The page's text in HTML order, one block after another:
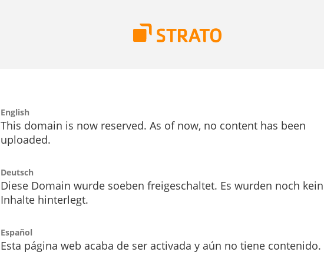
English
This domain is now reserved. As of now, no content has been
uploaded.
Deutsch
Diese Domain wurde soeben freigeschaltet. Es wurden noch
Inhalte hinterlegt.
Español
Esta página web acaba de ser activada y aún no tiene contenido.